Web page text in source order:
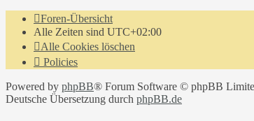
Foren-Übersicht
Alle Zeiten sind UTC+02:00
Alle Cookies löschen
Policies
Powered by phpBB® Forum Software © phpBB
Deutsche Übersetzung durch phpBB.de